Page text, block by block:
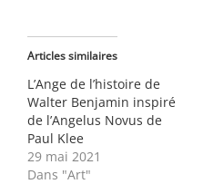
Articles similaires
L’Ange de l’histoire de
Walter Benjamin inspiré
de l’Angelus Novus de
Paul Klee
29 mai 2021
Dans "Art"